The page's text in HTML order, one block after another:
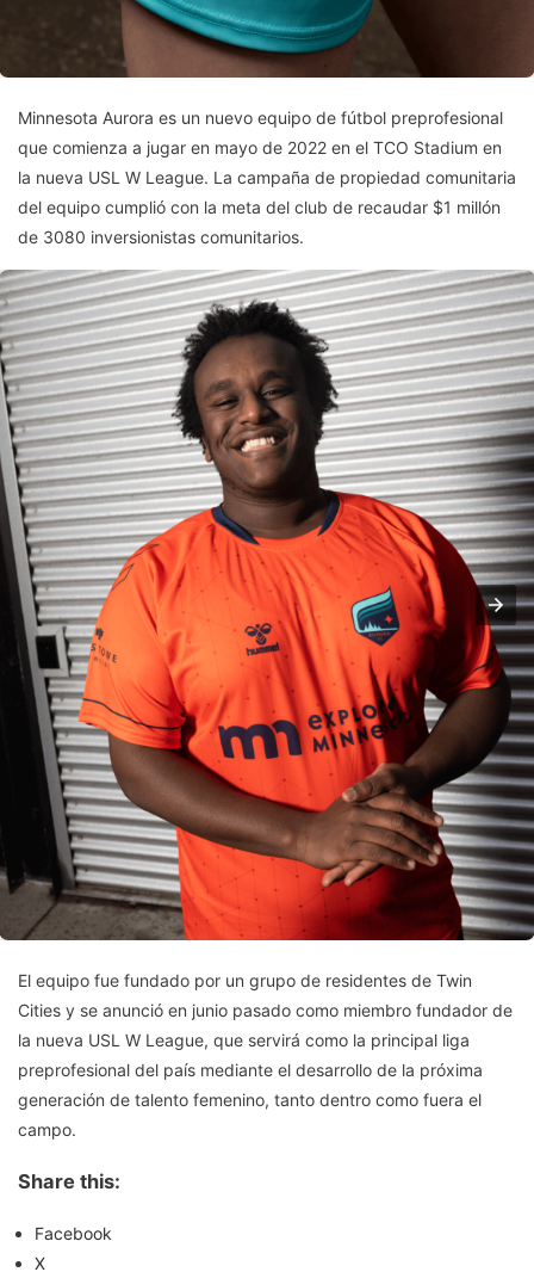
Minnesota Aurora es un nuevo equipo de fútbol preprofesional
que comienza a jugar en mayo de 2022 en el TCO Stadium en
la nueva USL W League. La campaña de propiedad comunitaria
del equipo cumplió con la meta del club de recaudar $1 millón
de 3080 inversionistas comunitarios.
El equipo fue fundado por un grupo de residentes de Twin
Cities y se anunció en junio pasado como miembro fundador de
la nueva USL W League, que servirá como la principal liga
preprofesional del país mediante el desarrollo de la próxima
generación de talento femenino, tanto dentro como fuera el
campo.
Share this:
Facebook
X